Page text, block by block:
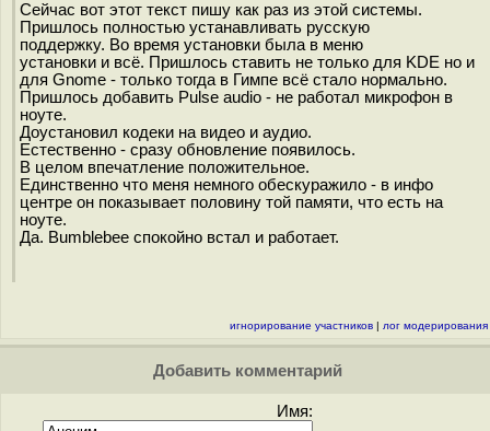
Сейчас вот этот текст пишу как раз из этой системы.
Пришлось полностью устанавливать русскую
поддержку. Во время установки была в меню
установки и всё. Пришлось ставить не только для KDE но и
для Gnome - только тогда в Гимпе всё стало нормально.
Пришлось добавить Pulse audio - не работал микрофон в
ноуте.
Доустановил кодеки на видео и аудио.
Естественно - сразу обновление появилось.
В целом впечатление положительное.
Единственно что меня немного обескуражило - в инфо
центре он показывает половину той памяти, что есть на
ноуте.
Да. Bumblebee спокойно встал и работает.
игнорирование участников | лог модерирования
Добавить комментарий
Имя: